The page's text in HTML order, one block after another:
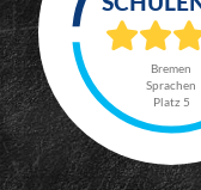
Bremen
Sprachen
Platz 5